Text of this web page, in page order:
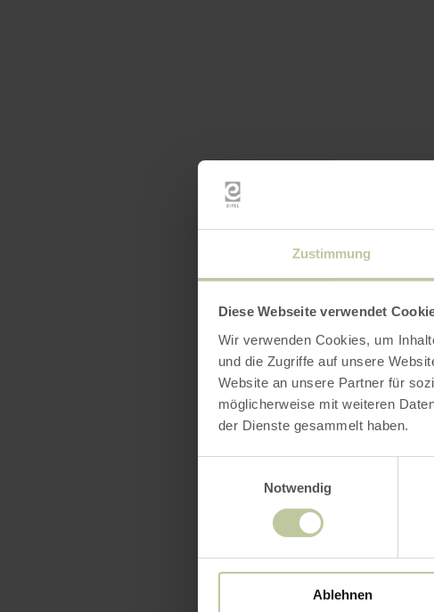
Zustimmung
Diese Webseite verwendet
Wir verwenden Cookies, um
und die Zugriffe auf unsere
Website an unsere Partner für
möglicherweise mit weiteren
der Dienste gesammelt haben.
Notwendig
Ablehnen